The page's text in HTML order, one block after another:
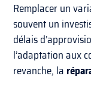
Remplacer un
souvent un
délais
l’adaptation aux
revanche, la